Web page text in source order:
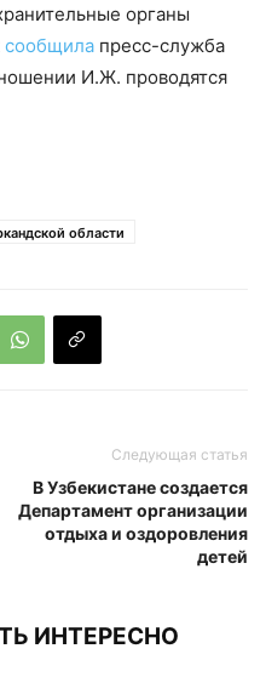
органы
сообщила пресс-служба
И.Ж. проводятся
области
Следующая статья
В Узбекистане создается
Департамент организации
отдыха и оздоровления
детей
ИНТЕРЕСНО